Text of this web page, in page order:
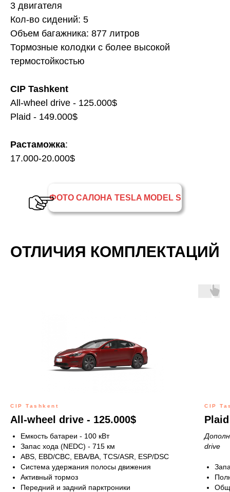
3 двигателя
Кол-во сидений: 5
Объем багажника: 877 литров
Тормозные колодки с более высокой
термостойкостью
CIP Tashkent
All-wheel drive - 125.000$
Plaid - 149.000$
Растаможка:
17.000-20.000$
ФОТО САЛОНА TESLA MODEL S
ОТЛИЧИЯ КОМПЛЕКТАЦИЙ
CIP Tashkent
All-wheel drive - 125.000$
Емкость батареи - 100 кВт
Запас хода (NEDC) - 715 км
ABS, EBD/CBC, EBA/BA, TCS/ASR, ESP/DSC
Система удержания полосы движения
Активный тормоз
Передний и задний парктроники
CIP
drive